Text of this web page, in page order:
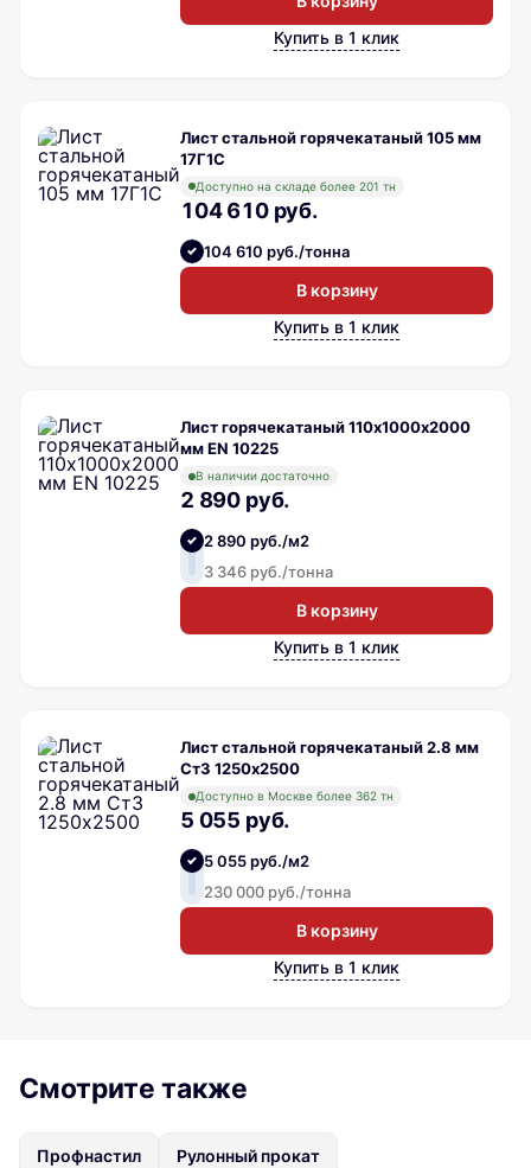
Купить в 1 клик
Лист стальной горячекатаный 105 мм
17Г1С
Доступно на складе более 201 тн
104 610 руб.
104 610 руб./тонна
В корзину
Купить в 1 клик
Лист горячекатаный 110х1000х2000
мм EN 10225
В наличии достаточно
2 890 руб.
2 890 руб./м2
3 346 руб./тонна
В корзину
Купить в 1 клик
Лист стальной горячекатаный 2.8 мм
Ст3 1250х2500
Доступно в Москве более 362 тн
5 055 руб.
5 055 руб./м2
230 000 руб./тонна
В корзину
Купить в 1 клик
Смотрите также
Профнастил Рулонный прокат